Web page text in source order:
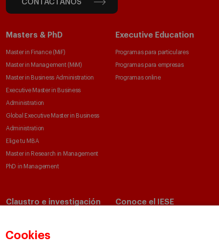
Cookies
CONTÁCTANOS
Masters & PhD
Master in Finance (MiF)
Master in Management (MiM)
Master in Business Administration
Executive Master in Business
Administration
Global Executive Master in Business
Administration
Elige tu MBA
Master in Research in Management
PhD in Management
Executive Education
Programas para particulares
Programas para empresas
Programas online
Claustro e investigación
Departamentos académicos
Conoce el IESE